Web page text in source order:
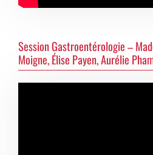
Session Gastroentérologie –
Moigne, Élise Payen, Aurélie